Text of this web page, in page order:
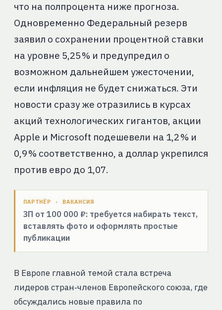
что на полпроцента ниже прогноза.
Одновременно Федеральный резерв
заявил о сохранении процентной ставки
на уровне 5,25 % и предупредил о
возможном дальнейшем ужесточении,
если инфляция не будет снижаться. Эти
новости сразу же отразились в курсах
акций технологических гигантов, акции
Apple и Microsoft подешевели на 1,2 % и
0,9 % соответственно, а доллар укрепился
против евро до 1,07.
ПАРТНЁР · ВАКАНСИЯ
ЗП от 100 000 ₽: требуется набирать текст,
вставлять фото и оформлять простые
публикации
В Европе главной темой стала встреча
лидеров стран‑членов Европейского союза, где
обсуждались новые правила по